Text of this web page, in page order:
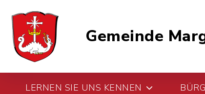
Gemeinde
LERNEN SIE UNS KENNEN